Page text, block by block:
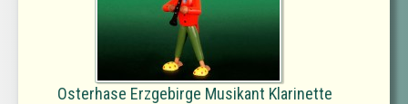
Osterhase Erzgebirge Musikant Klarinette